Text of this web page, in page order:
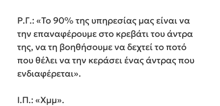
Ρ.Γ.: «Το 90% της υπηρεσίας μας είναι να
την επαναφέρουμε στο κρεβάτι του άντρα
της, να τη βοηθήσουμε να δεχτεί το ποτό
που θέλει να την κεράσει ένας άντρας που
ενδιαφέρεται».
Ι.Π.: «Χμμ».